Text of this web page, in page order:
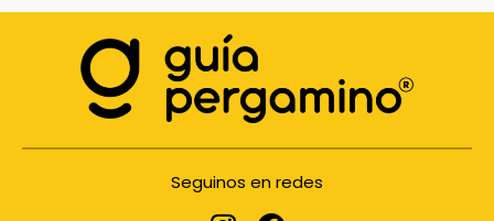
Seguinos en redes